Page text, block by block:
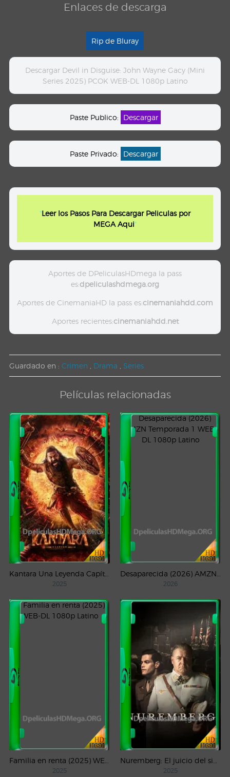
Enlaces de descarga
Rip de Bluray
Descargar Devil in Disguise: John Wayne Gacy (Mini
Series 2025) PCOK WEB-DL 1080p Latino
Paste Publico: Descargar
Paste Privado: Descargar
"Leer los Pasos Para Descargar Peliculas por
MEGA Aqui"
Aportes de DPeliculasHDmega la pass
es:dpeliculashdmega.org
Aportes de CinemaniaHD la pass es:cinemaniahdd.com
Aportes recientes:cinemaniahdd.net
Guardado en : Crimen , Drama , Series
Películas relacionadas
Kantara Una Leyenda Capítulo – 1 (2025) WEB-DL 1080p Latino
2025
Desaparecida (2026) AMZN Temporada 1 WEB-DL 1080p Latino
2026
Familia en renta (2025) WEB-DL 1080p Latino
2025
Nuremberg: El juicio del siglo (2025) WEB-DL 1080p Castellano
2025